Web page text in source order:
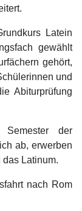
Latein
gewählt
gehört,
und
Abiturprüfung
der
ab, erwerben
Latinum.
nach Rom